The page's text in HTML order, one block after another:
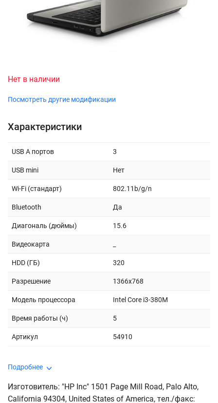
Нет в наличии
Посмотреть другие модификации
Характеристики
USB A портов 3
USB mini Нет
Wi-Fi (стандарт) 802.11b/g/n
Bluetooth Да
Диагональ (дюймы) 15.6
Видеокарта
HDD (ГБ) 320
Разрешение 1366x768
Модель процессора Intel Core i3-380M
Время работы (ч) 5
Артикул 54910
Подробнее
Изготовитель: "HP Inc" 1501 Page Mill Road, Palo Alto,
California 94304, United States of America, тeл./факс: